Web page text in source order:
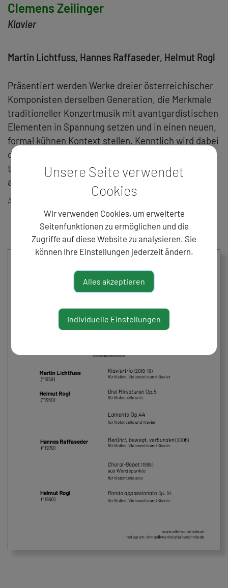
Clemens Zeilinger
Klavier
Martin Lichtfuss, Hannes Raffaseder, Helmut Rogl
Präsentiert werden Werke dreier österreichischer
Komponisten derselben Generation, die Merkmale
traditioneller Konzertmusik mit avantgardistischen
Elementen in Spannung setzen und in einen neuen,
formal kühnen Kontext stellen. Kenntlich wird dabei
die Ablehnung ästhetischer Dogmen sowie eine
tabulose Darstellung unterschiedlichster Einflüsse
aus Musikgeschichte und aktuellem Musikleben.
A. del Valle-Lattanzio
Unsere Seite verwendet
Cookies
Wir verwenden Cookies, um erweiterte
Seitenfunktionen zu ermöglichen und die
Zugriffe auf diese Website zu analysieren. Sie
können Ihre Einstellungen jederzeit ändern.
Alles akzeptieren
Individuelle Einstellungen